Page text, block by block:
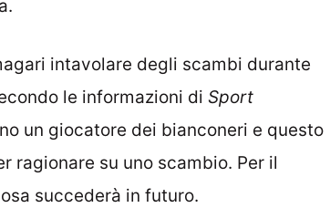
intavolare degli scambi durante
le informazioni di Sport
un giocatore dei bianconeri e questo
ragionare su uno scambio. Per il
succederà in futuro.